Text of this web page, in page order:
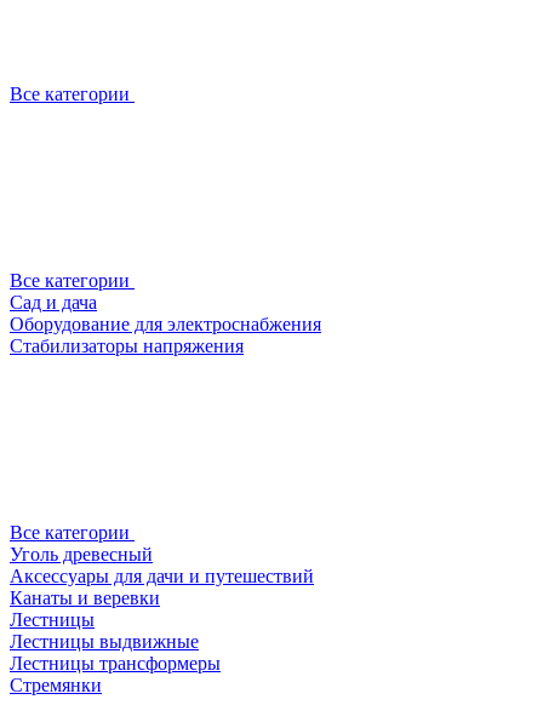
Все категории
Все категории
Сад и дача
Оборудование для электроснабжения
Стабилизаторы напряжения
Все категории
Уголь древесный
Аксессуары для дачи и путешествий
Канаты и веревки
Лестницы
Лестницы выдвижные
Лестницы трансформеры
Стремянки